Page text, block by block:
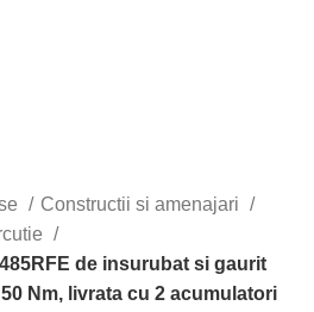
Constructii si amenajari
de insurubat si gaurit
Nm, livrata cu 2 acumulatori